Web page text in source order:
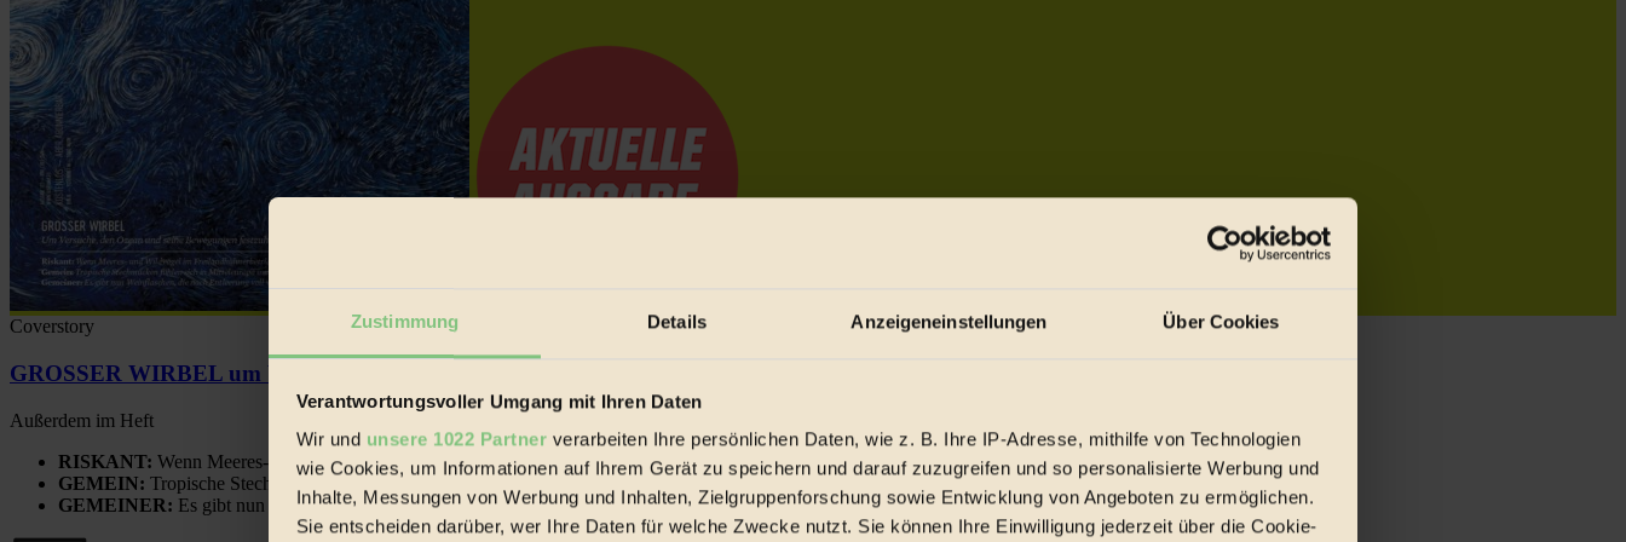
Zustimmung Details Anzeigeneinstellungen Über Cookies
Verantwortungsvoller Umgang mit Ihren Daten
Wir und unsere 1022 Partner verarbeiten Ihre persönlichen Daten, wie z. B. Ihre IP-Adresse, mithilfe von Technologien
wie Cookies, um Informationen auf Ihrem Gerät zu speichern und darauf zuzugreifen und so personalisierte Werbung und
Inhalte, Messungen von Werbung und Inhalten, Zielgruppenforschung sowie Entwicklung von Angeboten zu ermöglichen.
Sie entscheiden darüber, wer Ihre Daten für welche Zwecke nutzt. Sie können Ihre Einwilligung jederzeit über die Cookie-
Coverstory
GROSSER WIRBEL um Versuche, den Ozean und seine Bewegungen festzuhalten.
Außerdem im Heft
RISKANT: Wenn Meeres- und Wildvögel im Freilandhühnerbetrieb vorbeischauen.
GEMEIN: Tropische Stechmücken fühlen sich in Mitteleuropa inziwschen oft zu Hause.
GEMEINER: Es gibt nun Weinflaschen, die nach Entleerung voll wieder zu dir zurückkommen.